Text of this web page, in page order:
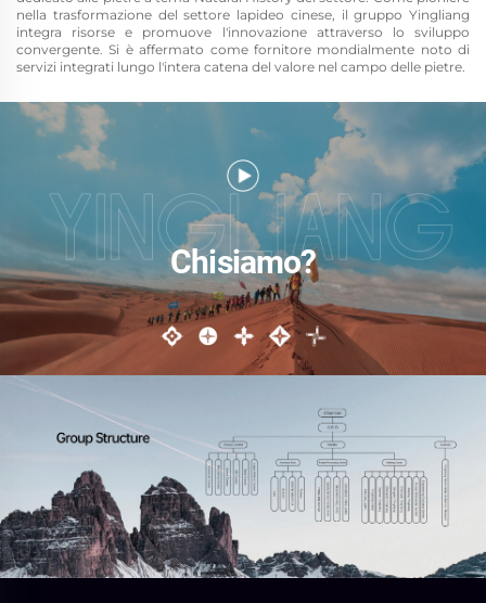
nella trasformazione del settore lapideo cinese, il gruppo Yingliang
integra risorse e promuove l'innovazione attraverso lo sviluppo
convergente. Si è affermato come fornitore mondialmente noto di
servizi integrati lungo l'intera catena del valore nel campo delle pietre.
Chi siamo?